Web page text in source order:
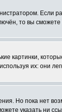
Если
то вы
картинки,
их: они
Но пока нет
указать ни